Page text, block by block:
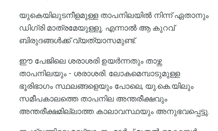
യുകെയിലുടനീളമുള്ള താപനിലയിൽ നിന്ന് ഏതാനും
ഡിഗ്രി മാത്രമേയുള്ളൂ. എന്നാൽ ആ കുറവ്
ബിരുദങ്ങൾക്ക് വ്യത്യാസമുണ്ട്.
ഈ പേജിലെ ശരാശരി ഉയർന്നതും താഴ്ന്ന
താപനിലയും - ശരാശരി. ലോകമെമ്പാടുമുള്ള
ഭൂരിഭാഗം സ്ഥലങ്ങളെയും പോലെ, യു.കെ.യിലും
സമീപകാലത്തെ താപനില അന്തരീക്ഷവും
അന്തരീക്ഷമില്ലാത്ത കാലാവസ്ഥയും അനുഭവപ്പെട്ടു.